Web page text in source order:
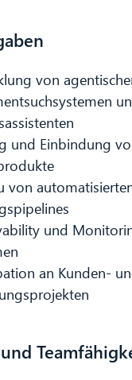
von
und Einbindung
von
und
an Kunden-